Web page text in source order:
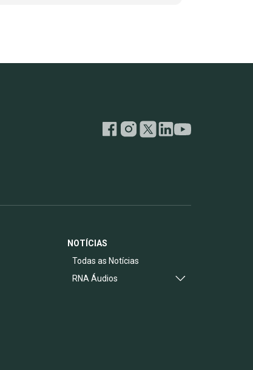
NOTÍCIAS
Todas as Notícias
RNA Áudios